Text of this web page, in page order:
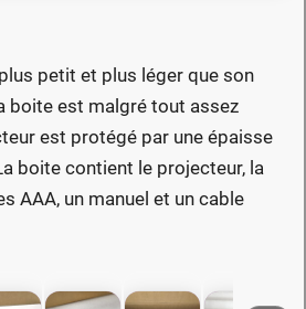
petit et plus léger que son
boite est malgré tout assez
est protégé par une épaisse
boite contient le projecteur, la
AAA, un manuel et un cable